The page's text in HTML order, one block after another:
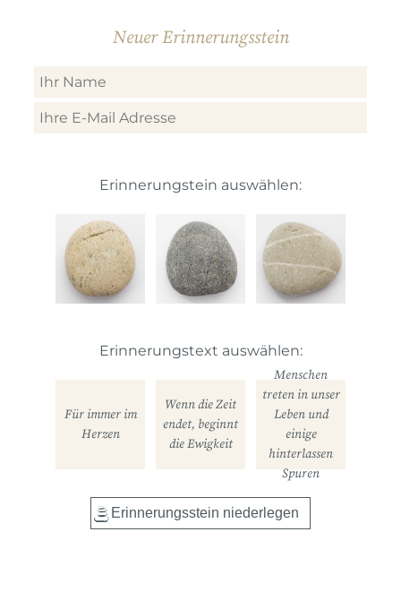
Neuer Erinnerungsstein
Erinnerungstein auswählen:
Erinnerungstext auswählen:
Für immer im
Herzen
Wenn die Zeit
endet, beginnt
die Ewigkeit
Menschen
treten in unser
Leben und
einige
hinterlassen
Spuren